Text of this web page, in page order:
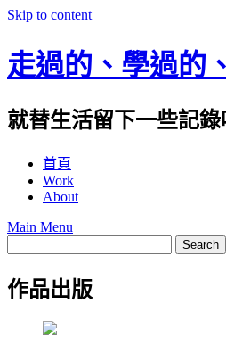
Skip to content
走過的、學過的
就替生活留下一些記錄
首頁
Work
About
Main Menu
作品出版